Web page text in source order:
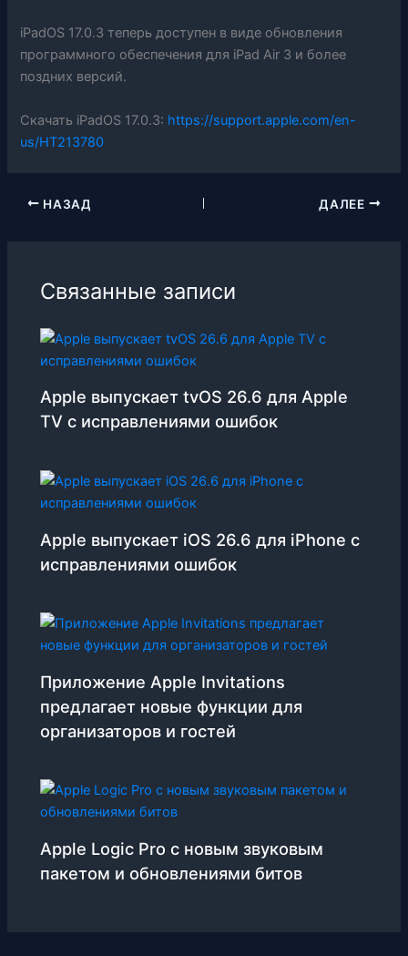
iPadOS 17.0.3 теперь доступен в виде обновления
программного обеспечения для iPad Air 3 и более
поздних версий.
Скачать iPadOS 17.0.3: https://support.apple.com/en-
us/HT213780
НАЗАД ДАЛЕЕ
Связанные записи
Apple выпускает tvOS 26.6 для Apple
TV с исправлениями ошибок
Apple выпускает iOS 26.6 для iPhone с
исправлениями ошибок
Приложение Apple Invitations
предлагает новые функции для
организаторов и гостей
Apple Logic Pro с новым звуковым
пакетом и обновлениями битов